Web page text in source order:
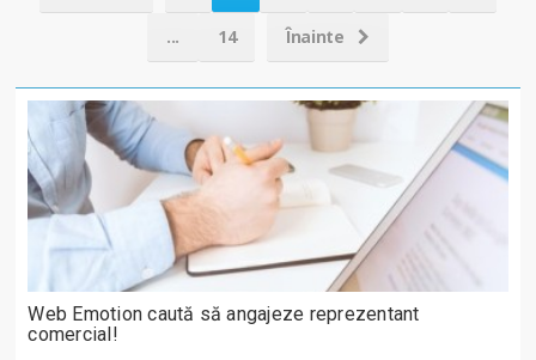
... 14 Înainte
Web Emotion caută să angajeze reprezentant
comercial!